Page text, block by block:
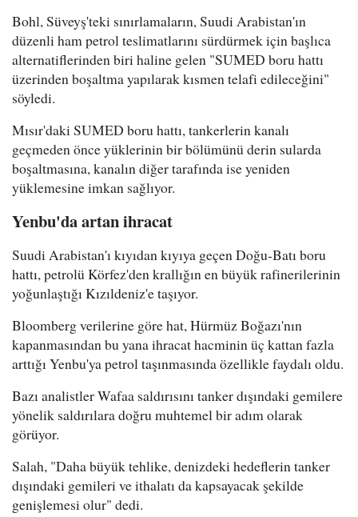
Bohl, Süveyş'teki sınırlamaların, Suudi Arabistan'ın
düzenli ham petrol teslimatlarını sürdürmek için başlıca
alternatiflerinden biri haline gelen "SUMED boru hattı
üzerinden boşaltma yapılarak kısmen telafi edileceğini"
söyledi.
Mısır'daki SUMED boru hattı, tankerlerin kanalı
geçmeden önce yüklerinin bir bölümünü derin sularda
boşaltmasına, kanalın diğer tarafında ise yeniden
yüklemesine imkan sağlıyor.
Yenbu'da artan ihracat
Suudi Arabistan'ı kıyıdan kıyıya geçen Doğu-Batı boru
hattı, petrolü Körfez'den krallığın en büyük rafinerilerinin
yoğunlaştığı Kızıldeniz'e taşıyor.
Bloomberg verilerine göre hat, Hürmüz Boğazı'nın
kapanmasından bu yana ihracat hacminin üç kattan fazla
arttığı Yenbu'ya petrol taşınmasında özellikle faydalı oldu.
Bazı analistler Wafaa saldırısını tanker dışındaki gemilere
yönelik saldırılara doğru muhtemel bir adım olarak
görüyor.
Salah, "Daha büyük tehlike, denizdeki hedeflerin tanker
dışındaki gemileri ve ithalatı da kapsayacak şekilde
genişlemesi olur" dedi.